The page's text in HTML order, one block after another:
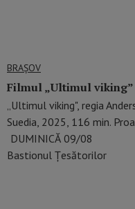
BRAŞOV
Filmul „Ultimul viking”
„Ultimul viking", regia
Suedia, 2025, 116 min.
DUMINICĂ 09/08
Bastionul Țesătorilor